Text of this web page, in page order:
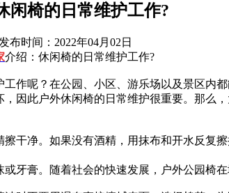
闲椅的日常维护工作?
布时间：2022年04月02日
介绍：休闲椅的日常维护工作?
呢？在公园、小区、游乐场以及景区内
因此户外休闲椅的日常维护很重要。那么
净。如果没有酒精，用抹布和开水反复擦
膏。随着社会的快速发展，户外公园椅在